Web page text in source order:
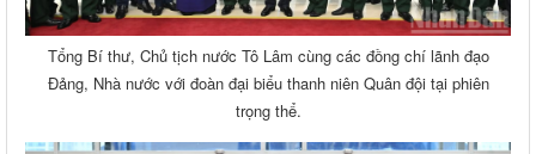
Tổng Bí thư, Chủ tịch nước Tô Lâm cùng các đồng chí lãnh đạo
Đảng, Nhà nước với đoàn đại biểu thanh niên Quân đội tại phiên
trọng thể.